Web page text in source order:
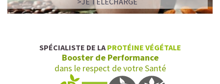
SPÉCIALISTE DE LA PROTÉINE VÉGÉTALE
Booster de Performance
dans le respect de votre Santé